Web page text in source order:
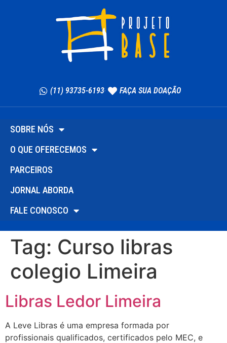
(11) 93735-6193 FAÇA SUA DOAÇÃO
SOBRE NÓS
O QUE OFERECEMOS
PARCEIROS
JORNAL ABORDA
FALE CONOSCO
Tag: Curso libras
colegio Limeira
Libras Ledor Limeira
A Leve Libras é uma empresa formada por
profissionais qualificados, certificados pelo MEC, e